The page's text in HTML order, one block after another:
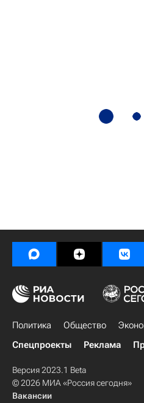
Политика Общество
Спецпроекты
Реклама
Версия 2023.1 Beta
© 2026 МИА «Россия сегодня»
Вакансии